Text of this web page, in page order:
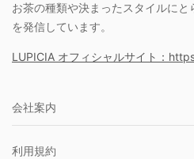
お茶の種類や決まったスタイルに
を発信しています。
LUPICIA オフィシャルサイト：
会社案内
利用規約